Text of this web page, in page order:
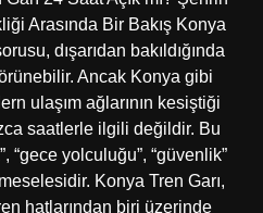
Arasında Bir Bakış Konya
dışarıdan bakıldığında
Ancak Konya gibi
ulaşım ağlarının kesiştiği
saatlerle ilgili değildir. Bu
“gece yolculuğu”, “güvenlik”
Konya Tren Garı,
hatlarından biri üzerinde